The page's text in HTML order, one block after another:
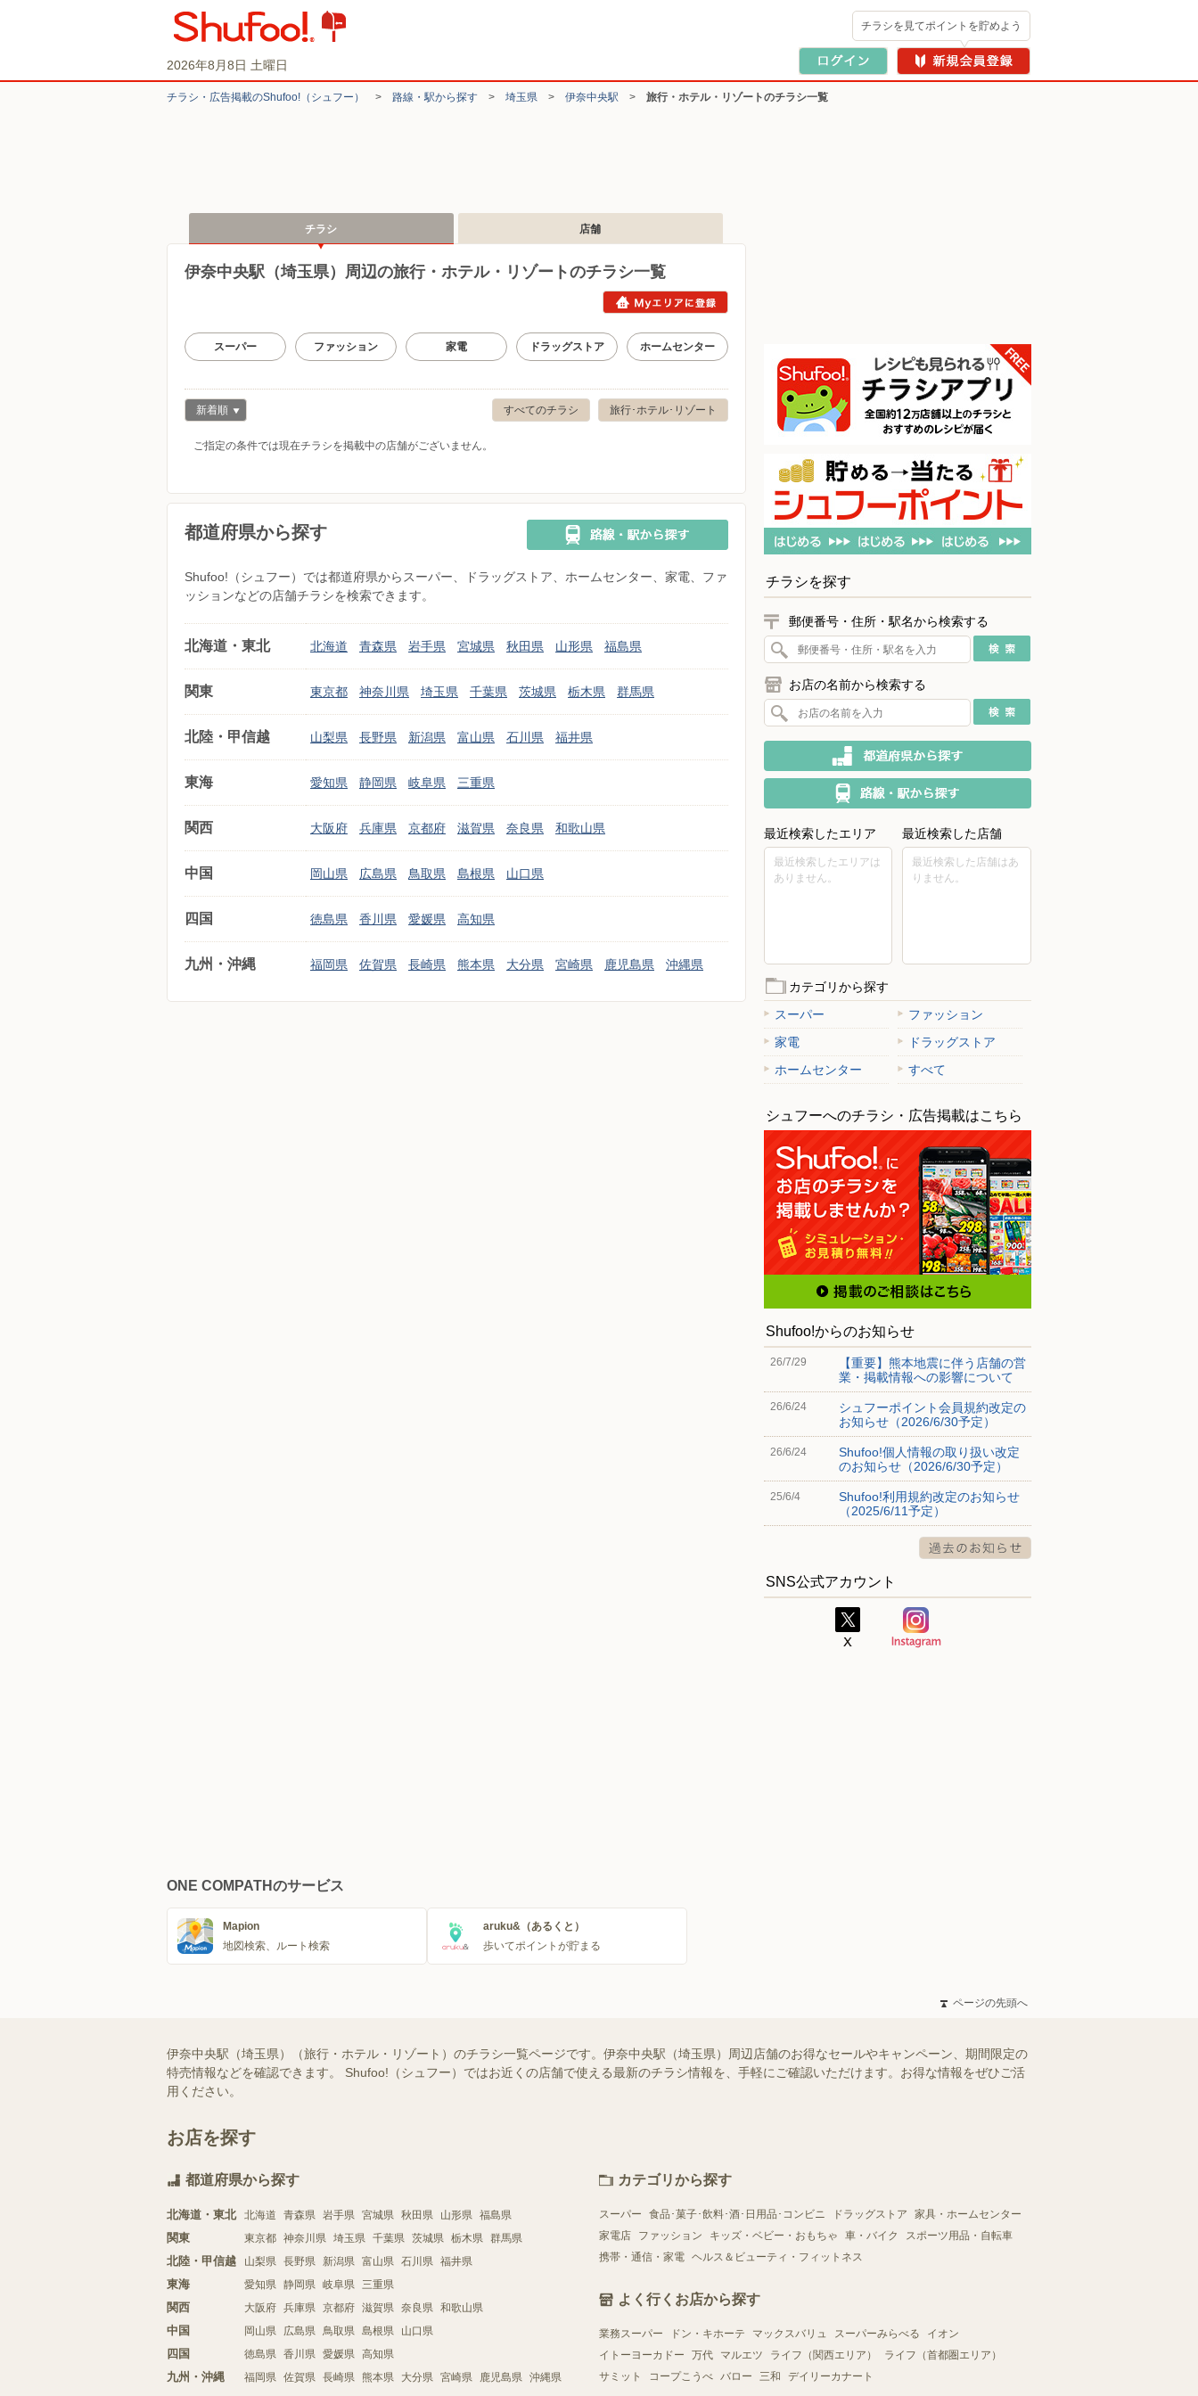
2026年8月8日 土曜日
チラシを見てポイントを貯めよう
チラシ・​広告掲載の​Shufoo!​（シュフー） > 路線・駅から探す > 埼玉県 > 伊奈中央駅 > 旅行・ホテル・リゾートのチラシ一覧
チラシ 店舗
伊奈中央駅（埼玉県）周辺の旅行・ホテル・リゾートのチラシ一覧
スーパー ファッション 家電 ドラッグストア ホームセンター
旅行･ホテル･リゾート
すべてのチラシ
新着順
ご指定の条件では現在チラシを掲載中の店舗がございません。
都道府県から探す
Shufoo!（シュフー）では都道府県からスーパー、ドラッグストア、ホームセンター、家電、ファ
ッションなどの店舗チラシを検索できます。
北海道・東北 北海道 青森県 岩手県 宮城県 秋田県 山形県 福島県
関東 東京都 神奈川県 埼玉県 千葉県 茨城県 栃木県 群馬県
北陸・甲信越 山梨県 長野県 新潟県 富山県 石川県 福井県
東海 愛知県 静岡県 岐阜県 三重県
関西 大阪府 兵庫県 京都府 滋賀県 奈良県 和歌山県
中国 岡山県 広島県 鳥取県 島根県 山口県
四国 徳島県 香川県 愛媛県 高知県
九州・沖縄 福岡県 佐賀県 長崎県 熊本県 大分県 宮崎県 鹿児島県 沖縄県
チラシを探す
郵便番号・住所・駅名から検索する
お店の名前から検索する
最近検索したエリア
最近検索したエリアは
ありません。
最近検索した店舗
最近検索した店舗はあ
りません。
カテゴリから探す
スーパー
ファッション
家電
ドラッグストア
ホームセンター
すべて
シュフーへのチラシ・広告掲載はこちら
Shufoo!からのお知らせ
26/7/29
【重要】熊本地震に伴う店舗の営
業・掲載情報への影響について
26/6/24
シュフーポイント会員規約改定の
お知らせ（2026/6/30予定）
26/6/24
Shufoo!個人情報の取り扱い改定
のお知らせ（2026/6/30予定）
25/6/4
Shufoo!利用規約改定のお知らせ
（2025/6/11予定）
SNS公式アカウント
ONE COMPATHのサービス
Mapion
地図検索、ルート検索
aruku&（あるくと）
歩いてポイントが貯まる
ページの先頭へ
伊奈中央駅（埼玉県）（旅行・ホテル・リゾート）のチラシ一覧ページです。伊奈中央駅（埼玉県）周辺店舗のお得なセールやキャンペーン、期間限定の
特売情報などを確認できます。 Shufoo!（シュフー）ではお近くの店舗で使える最新のチラシ情報を、手軽にご確認いただけます。お得な情報をぜひご活
用ください。
お店を探す
都道府県から探す
北海道・東北 北海道 青森県 岩手県 宮城県 秋田県 山形県 福島県
関東 東京都 神奈川県 埼玉県 千葉県 茨城県 栃木県 群馬県
北陸・甲信越 山梨県 長野県 新潟県 富山県 石川県 福井県
東海 愛知県 静岡県 岐阜県 三重県
関西 大阪府 兵庫県 京都府 滋賀県 奈良県 和歌山県
中国 岡山県 広島県 鳥取県 島根県 山口県
四国 徳島県 香川県 愛媛県 高知県
九州・沖縄 福岡県 佐賀県 長崎県 熊本県 大分県 宮崎県 鹿児島県 沖縄県
カテゴリから探す
スーパー 食品･菓子･飲料･酒･日用品･コンビニ ドラッグストア
家具・ホームセンター
家電店
ファッション キッズ・ベビー・おもちゃ 車・バイク
スポーツ用品・自転車
携帯・通信・家電 ヘルス＆ビューティ・フィットネス
よく行くお店から探す
業務スーパー ドン・キホーテ マックスバリュ スーパーみらべる
イオン
イトーヨーカドー
万代 マルエツ ライフ（関西エリア）
ライフ（首都圏エリア）
サミット
コープこうべ バロー 三和 デイリーカナート